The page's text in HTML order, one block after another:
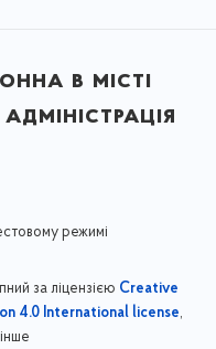
в місті
режимі
за ліцензією Creative
4.0 International license,